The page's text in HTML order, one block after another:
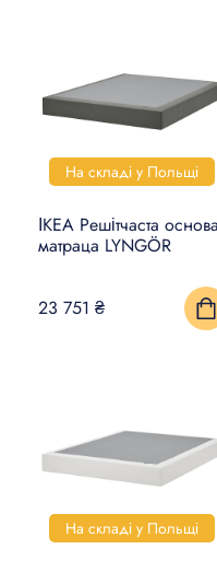
На складі у Польщі
ІКЕА Решітчаста основа
матраца LYNGÖR
23 751 ₴
На складі у Польщі